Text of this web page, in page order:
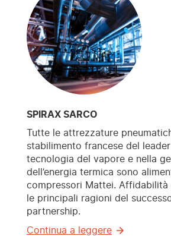
SPIRAX SARCO
Tutte le attrezzature
stabilimento francese del
tecnologia del vapore e nella
dell’energia termica sono
compressori Mattei. Affidabilità
le principali ragioni del
partnership.
Continua a leggere